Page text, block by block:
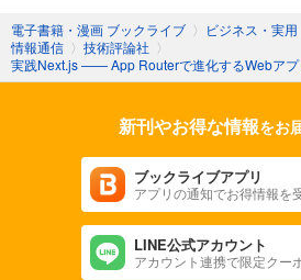
電子書籍・漫画 ブックライブ 〉 ビジネス・実用
情報通信 〉 技術評論社 〉
実践Next.js —— App Routerで進化するWebアプ
新刊やお得な情報をお
ブックライブアプリ
アプリの通知でお得情報を
LINE公式アカウント
アカウント連携で限定クー